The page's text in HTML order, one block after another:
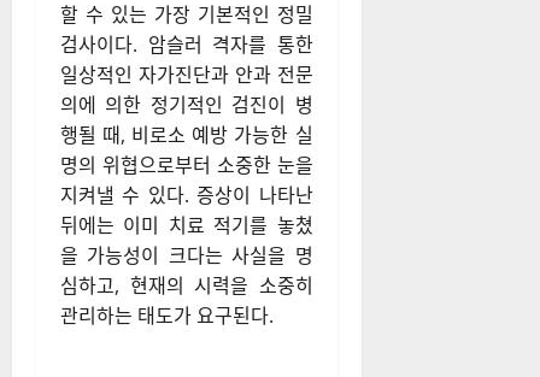
할 수 있는 가장 기본적인 정밀
검사이다. 암슬러 격자를 통한
일상적인 자가진단과 안과 전문
의에 의한 정기적인 검진이 병
행될 때, 비로소 예방 가능한 실
명의 위협으로부터 소중한 눈을
지켜낼 수 있다. 증상이 나타난
뒤에는 이미 치료 적기를 놓쳤
을 가능성이 크다는 사실을 명
심하고, 현재의 시력을 소중히
관리하는 태도가 요구된다.